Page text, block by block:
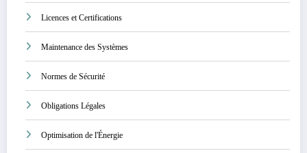
Licences et Certifications
Maintenance des Systèmes
Normes de Sécurité
Obligations Légales
Optimisation de l'Énergie